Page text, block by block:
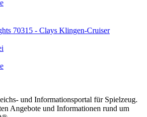
70315 - Clays Klingen-Cruiser
und Informationsportal für Spielzeug.
Angebote und Informationen rund um